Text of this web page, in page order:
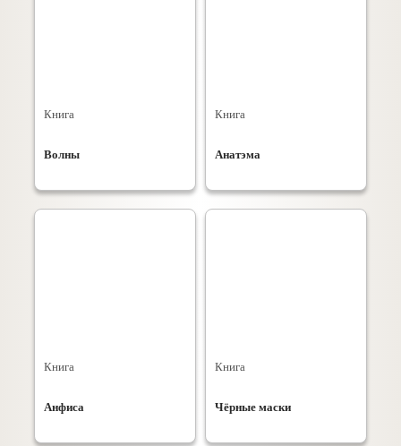
Книга
Волны
Книга
Анатэма
Книга
Анфиса
Книга
Чёрные маски